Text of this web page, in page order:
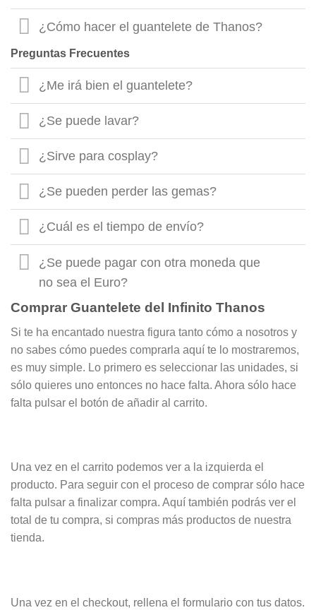
¿Cómo hacer el guantelete de Thanos?
Preguntas Frecuentes
¿Me irá bien el guantelete?
¿Se puede lavar?
¿Sirve para cosplay?
¿Se pueden perder las gemas?
¿Cuál es el tiempo de envío?
¿Se puede pagar con otra moneda que
no sea el Euro?
Comprar Guantelete del Infinito Thanos
Si te ha encantado nuestra figura tanto cómo a nosotros y
no sabes cómo puedes comprarla aquí te lo mostraremos,
es muy simple. Lo primero es seleccionar las unidades, si
sólo quieres uno entonces no hace falta. Ahora sólo hace
falta pulsar el botón de añadir al carrito.
Una vez en el carrito podemos ver a la izquierda el
producto. Para seguir con el proceso de comprar sólo hace
falta pulsar a finalizar compra. Aquí también podrás ver el
total de tu compra, si compras más productos de nuestra
tienda.
Una vez en el checkout, rellena el formulario con tus datos.